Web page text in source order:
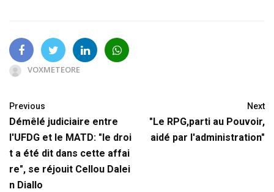
VOXMETEORE
Previous
Démêlé judiciaire entre
l'UFDG et le MATD: "le droi
t a été dit dans cette affai
re", se réjouit Cellou Dalei
n Diallo
Next
"Le RPG,parti au Pouvoir,
aidé par l'administration"